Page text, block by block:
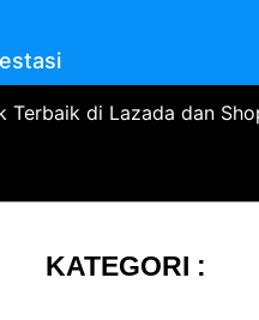
Terbaik di Lazada dan
KATEGORI :